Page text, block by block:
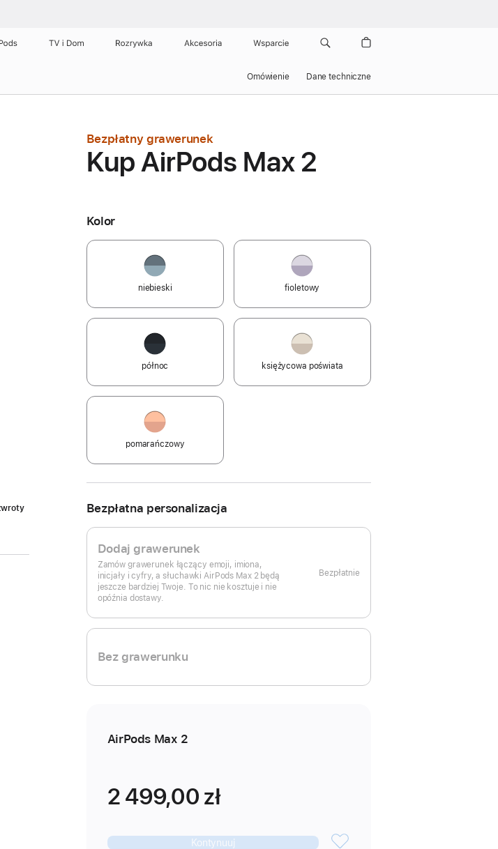
TV i Dom Rozrywka Akcesoria Wsparcie
Omówienie Dane techniczne
Bezpłatny grawerunek
Kup AirPods Max 2
Kolor
niebieski fioletowy
północ księżycowa poświata
pomarańczowy
Bezpłatna personalizacja
Dodaj grawerunek
Zamów grawerunek łączący emoji, imiona,
inicjały i cyfry, a słuchawki AirPods Max 2 będą
jeszcze bardziej Twoje. To nic nie kosztuje i nie
opóźnia dostawy.
Bezpłatnie
Bez grawerunku
AirPods Max 2
2 499,00 zł
Kontynuuj